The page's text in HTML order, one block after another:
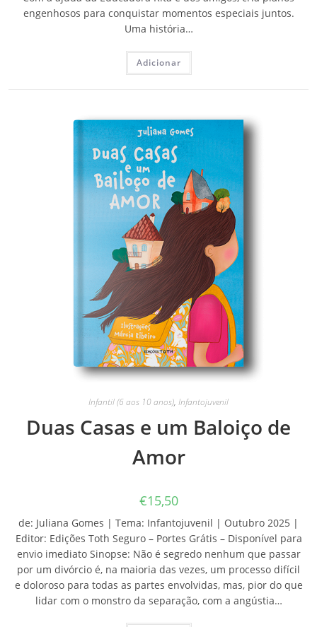
engenhosos para conquistar momentos especiais juntos.
Uma história…
Adicionar
Infantil (6 aos 10 anos), Infantojuvenil
Duas Casas e um Baloiço de
Amor
€15,50
de: Juliana Gomes | Tema: Infantojuvenil | Outubro 2025 |
Editor: Edições Toth Seguro – Portes Grátis – Disponível para
envio imediato Sinopse: Não é segredo nenhum que passar
por um divórcio é, na maioria das vezes, um processo difícil
e doloroso para todas as partes envolvidas, mas, pior do que
lidar com o monstro da separação, com a angústia…